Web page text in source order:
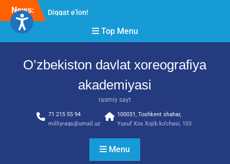
Skip
content
News:
Diqqat e’lon!
2026” tadbiri bo‘lib o‘tdi
RESPUBLIKA ILMIY-
Top Menu
O’zbekiston davlat xoreografiya
akademiyasi
rasmiy sayt
71 215 55 94
milliyraqs@umail.uz
100031, Toshkent shahar,
Yusuf Xos Xojib ko‘chasi, 103
Menu